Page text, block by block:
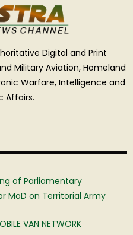
Digital and Print
Military Aviation, Homeland
Warfare, Intelligence and
Affairs.
of Parliamentary
MoD on Territorial Army
VAN NETWORK